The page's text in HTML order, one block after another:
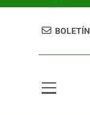
BOLETÍN